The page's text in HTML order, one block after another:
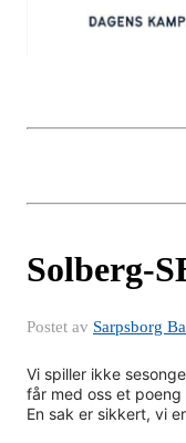
Solberg-
Postet av Sarpsborg
Vi spiller ikke
får med oss et
En sak er sikkert, vi